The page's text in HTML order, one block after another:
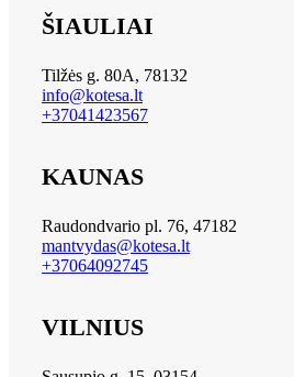
ŠIAULIAI
Tilžės g. 80A, 78132
info@kotesa.lt
+37041423567
KAUNAS
Raudondvario pl. 76, 47182
mantvydas@kotesa.lt
+37064092745
VILNIUS